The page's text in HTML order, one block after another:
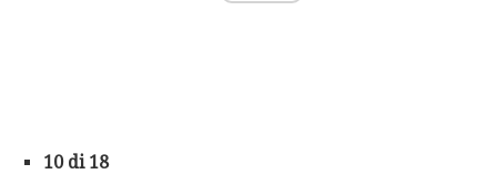
10 di 18